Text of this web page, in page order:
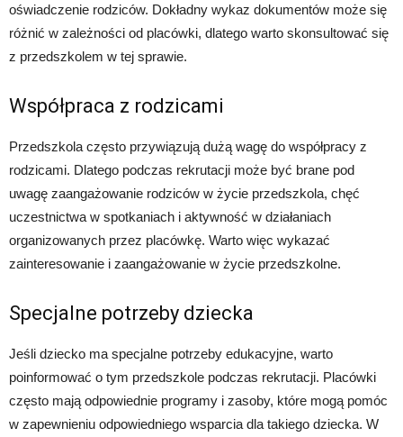
oświadczenie rodziców. Dokładny wykaz dokumentów może się
różnić w zależności od placówki, dlatego warto skonsultować się
z przedszkolem w tej sprawie.
Współpraca z rodzicami
Przedszkola często przywiązują dużą wagę do współpracy z
rodzicami. Dlatego podczas rekrutacji może być brane pod
uwagę zaangażowanie rodziców w życie przedszkola, chęć
uczestnictwa w spotkaniach i aktywność w działaniach
organizowanych przez placówkę. Warto więc wykazać
zainteresowanie i zaangażowanie w życie przedszkolne.
Specjalne potrzeby dziecka
Jeśli dziecko ma specjalne potrzeby edukacyjne, warto
poinformować o tym przedszkole podczas rekrutacji. Placówki
często mają odpowiednie programy i zasoby, które mogą pomóc
w zapewnieniu odpowiedniego wsparcia dla takiego dziecka. W